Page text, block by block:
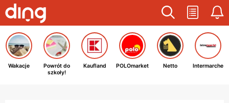
Wakacje
Powrót do
szkoły!
Kaufland POLOmarket Netto Intermarche